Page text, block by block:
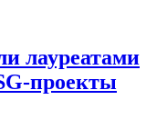
лауреатами
проекты